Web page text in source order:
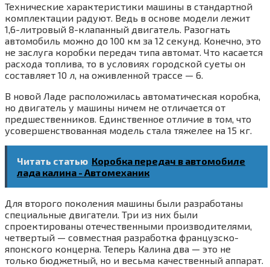
Технические характеристики машины в стандартной
комплектации радуют. Ведь в основе модели лежит
1,6-литровый 8-клапанный двигатель. Разогнать
автомобиль можно до 100 км за 12 секунд. Конечно, это
не заслуга коробки передач типа автомат. Что касается
расхода топлива, то в условиях городской суеты он
составляет 10 л, на оживленной трассе — 6.
В новой Ладе расположилась автоматическая коробка,
но двигатель у машины ничем не отличается от
предшественников. Единственное отличие в том, что
усовершенствованная модель стала тяжелее на 15 кг.
Читать статью Коробка передач в автомобиле
лада калина - Автомеханик
Для второго поколения машины были разработаны
специальные двигатели. Три из них были
спроектированы отечественными производителями,
четвертый — совместная разработка французско-
японского концерна. Теперь Калина два — это не
только бюджетный, но и весьма качественный аппарат.